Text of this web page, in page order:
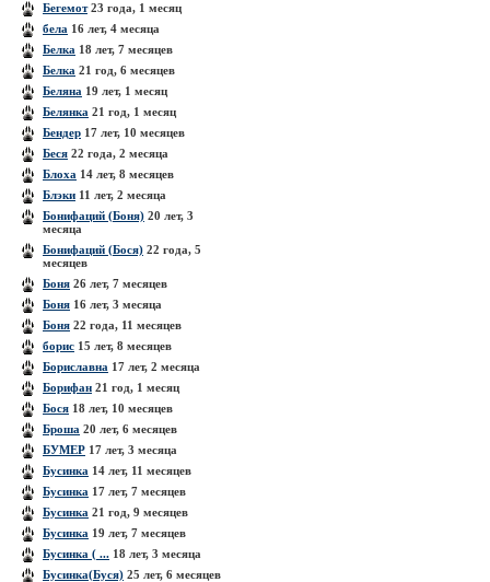
Бегемот23 года, 1 месяц
бела 16 лет, 4 месяца
Белка 18 лет, 7 месяцев
Белка 21 год, 6 месяцев
Беляна 19 лет, 1 месяц
Белянка 21 год, 1 месяц
Бендер 17 лет, 10 месяцев
Беся 22 года, 2 месяца
Блоха 14 лет, 8 месяцев
Блэки 11 лет, 2 месяца
Бонифаций (Боня) 20 лет, 3
месяца
Бонифаций (Бося) 22 года, 5
месяцев
Боня 26 лет, 7 месяцев
Боня 16 лет, 3 месяца
Боня 22 года, 11 месяцев
борис 15 лет, 8 месяцев
Бориславна 17 лет, 2 месяца
Борифан 21 год, 1 месяц
Бося 18 лет, 10 месяцев
Броша 20 лет, 6 месяцев
БУМЕР 17 лет, 3 месяца
Бусинка 14 лет, 11 месяцев
Бусинка 17 лет, 7 месяцев
Бусинка 21 год, 9 месяцев
Бусинка 19 лет, 7 месяцев
Бусинка ( ... 18 лет, 3 месяца
Бусинка(Буся) 25 лет, 6 месяцев